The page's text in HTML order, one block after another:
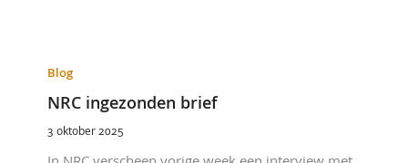
Blog
NRC ingezonden brief
3 oktober 2025